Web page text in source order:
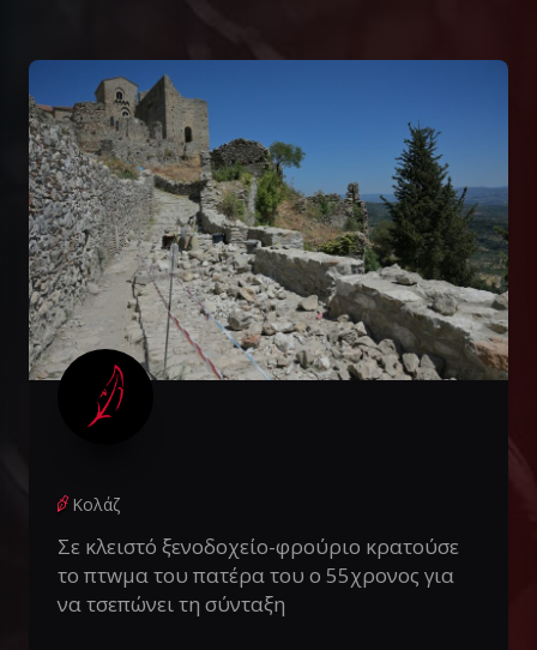
Κολάζ
Σε κλειστό ξενοδοχείο-φρούριο κρατούσε
το πτwμα του πατέρα του ο 55χρονος για
να τσεπώνει τη σύνταξη